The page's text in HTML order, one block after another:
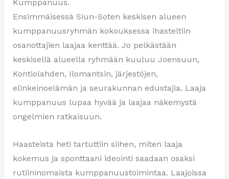
Kumppanuus.
Ensimmäisessä Siun-Soten keskisen alueen
kumppanuusryhmän kokouksessa ihasteltiin
osanottajien laajaa kenttää. Jo pelkästään
keskisellä alueella ryhmään kuuluu Joensuun,
Kontiolahden, Ilomantsin, järjestöjen,
elinkeinoelämän ja seurakunnan edustajia. Laaja
kumppanuus lupaa hyvää ja laajaa näkemystä
ongelmien ratkaisuun.
Haasteista heti tartuttiin siihen, miten laaja
kokemus ja sponttaani ideointi saadaan osaksi
rutiininomaista kumppanuustoimintaa. Laajoissa